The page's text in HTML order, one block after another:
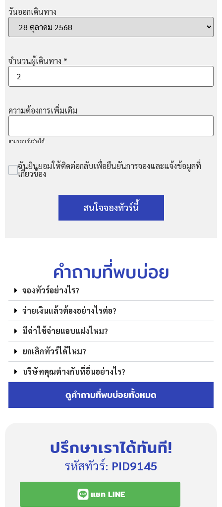
วันออกเดินทาง
จำนวนผู้เดินทาง *
ความต้องการเพิ่มเติม
สามารถเว้นว่างได้
ฉันยินยอมให้ติดต่อกลับเพื่อยืนยันการจองและแจ้งข้อมูลที่
เกี่ยวข้อง
สนใจจองทัวร์นี้
คำถามที่พบบ่อย
จองทัวร์อย่างไร?
จ่ายเงินแล้วต้องอย่างไรต่อ?
มีค่าใช้จ่ายแอบแฝงไหม?
ยกเลิกทัวร์ได้ไหม?
บริษัทคุณต่างกับที่อื่นอย่างไร?
ดูคำถามที่พบบ่อยทั้งหมด
ปรึกษาเราได้ทันที!
รหัสทัวร์: PID9145
แชท LINE